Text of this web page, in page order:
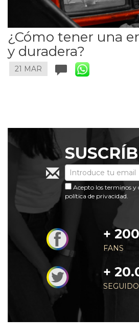
¿Cómo tener una
y duradera?
21 MAR
Acepto los terminos y
política de privacidad.
+
FANS
+